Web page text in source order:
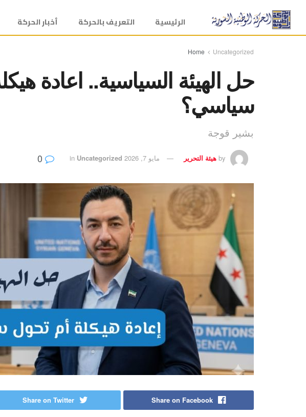
الرئيسية التعريف بالحركة أخبار الحركة
Home Uncategorized
حل الهيئة السياسية.. اعادة
سياسي؟
بشير قوجة
by هيئة التحرير مايو 7, 2026 in Uncategorized
Share on Facebook
Share on Twitter